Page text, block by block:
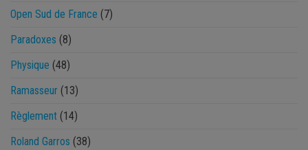
Open Sud de France (7)
Paradoxes (8)
Physique (48)
Ramasseur (13)
Règlement (14)
Roland Garros (38)